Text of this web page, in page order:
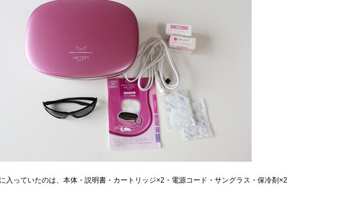
入っていたのは、本体・説明書・カートリッジ×2・電源コード・サングラス・保冷剤×2